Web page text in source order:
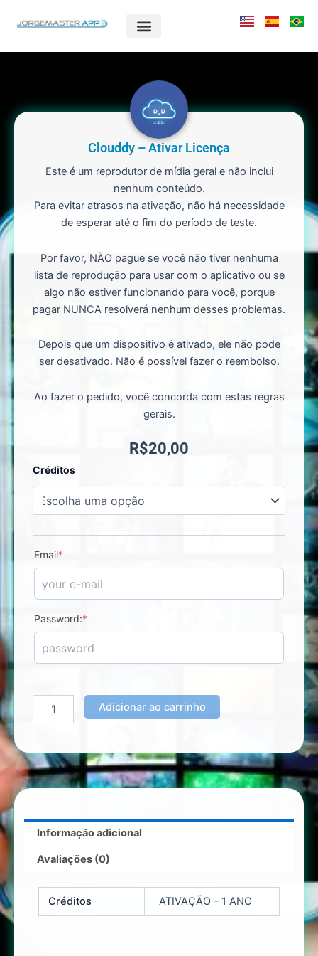
para
Clouddy – Ativar Licença
Este é um reprodutor de mídia geral e não inclui
nenhum conteúdo.
Para evitar atrasos na ativação, não há necessidade
de esperar até o fim do período de teste.
Por favor, NÃO pague se você não tiver nenhuma
lista de reprodução para usar com o aplicativo ou se
algo não estiver funcionando para você, porque
pagar NUNCA resolverá nenhum desses problemas.
Depois que um dispositivo é ativado, ele não pode
ser desativado. Não é possível fazer o reembolso.
Ao fazer o pedido, você concorda com estas regras
gerais.
R$20,00
Créditos
Email*
Password:*
Clouddy
Ativar
Licença
Adicionar ao carrinho
Informação adicional
Avaliações (0)
Créditos ATIVAÇÃO – 1 ANO